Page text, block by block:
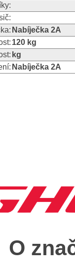
Nabíječka 2A
120 kg
kg
Nabíječka 2A
O